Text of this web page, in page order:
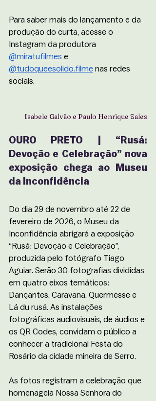
Para saber mais do lançamento e da
produção do curta, acesse o
Instagram da produtora
@miratufilmes e
@tudoqueesolido.filme nas redes
sociais.
Isabele Galvão e Paulo Henrique Sales
OURO PRETO | “Rusá:
Devoção e Celebração” nova
exposição chega ao Museu
da Inconfidência
Do dia 29 de novembro até 22 de
fevereiro de 2026, o Museu da
Inconfidência abrigará a exposição
“Rusá: Devoção e Celebração”,
produzida pelo fotógrafo Tiago
Aguiar. Serão 30 fotografias divididas
em quatro eixos temáticos:
Dançantes, Caravana, Quermesse e
Lá du rusá. As instalações
fotográficas audiovisuais, de áudios e
os QR Codes, convidam o público a
conhecer a tradicional Festa do
Rosário da cidade mineira de Serro.
As fotos registram a celebração que
homenageia Nossa Senhora do